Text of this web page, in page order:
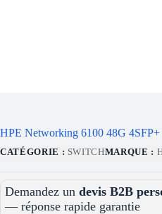
HPE Networking 6100 48G
CATÉGORIE : SWITCHMARQUE :
Demandez un devis B2B
— réponse rapide garantie